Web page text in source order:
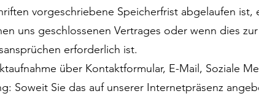
vorgeschriebene Speicherfrist abgelaufen
uns geschlossenen Vertrages oder wenn dies
erforderlich ist.
über Kontaktformular, E-Mail, Soziale
Soweit Sie das auf unserer Internetpräsenz